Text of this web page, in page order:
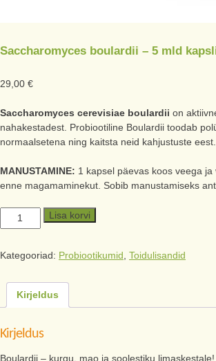
Saccharomyces boulardii – 5 mld
29,00 €
Saccharomyces cerevisiae boulardii on
nahakestadest. Probiootiline Boulardii toodab
normaalsetena ning kaitsta neid kahjustuste eest.
MANUSTAMINE: 1 kapsel päevas koos veega
enne magamaminekut. Sobib manustamiseks
Lisa korvi
Kategooriad: Probiootikumid Toidulisandid
Kirjeldus
Kirjeldus
Boulardii – kurgu, mao ja soolestiku limaskestale!